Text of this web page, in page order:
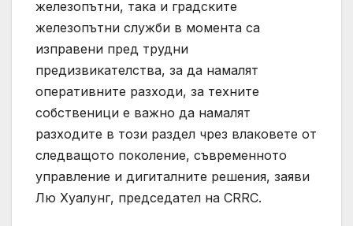
железопътни, така и градските
железопътни служби в момента са
изправени пред трудни
предизвикателства, за да намалят
оперативните разходи, за техните
собственици е важно да намалят
разходите в този раздел чрез влаковете от
следващото поколение, съвременното
управление и дигиталните решения, заяви
Лю Хуалунг, председател на CRRC.